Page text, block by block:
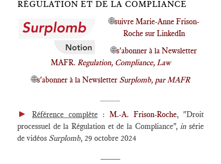
RÉGULATION ET DE LA COMPLIANCE
🌐suivre Marie-Anne Frison-
Roche sur LinkedIn
🌐s'abonner à la Newsletter
MAFR. Regulation, Compliance, Law
🌐s'abonner à la NewsletterSurplomb, par MAFR
► Référence complète : M.-A. Frison-Roche, "Droit
processuel de la Régulation et de la Compliance",insérie
de vidéos Surplomb, 29 octobre 2024